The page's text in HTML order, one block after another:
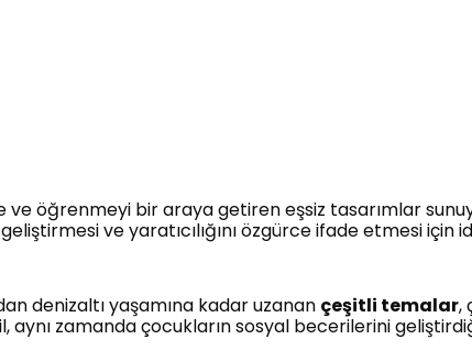
öğrenmeyi bir araya getiren eşsiz tasarımlar
ve yaratıcılığını özgürce ifade etmesi için
denizaltı yaşamına kadar uzanan çeşitli temalar,
aynı zamanda çocukların sosyal becerilerini